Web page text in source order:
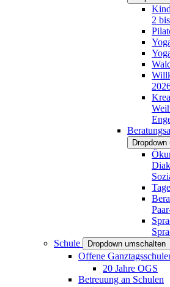
2
Schule
Dropdown umschalten
Offene
20 Jahre OGS
Betreuung an Schulen